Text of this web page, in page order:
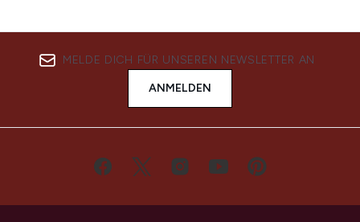
MELDE DICH FÜR UNSEREN NEWSLETTER AN
ANMELDEN